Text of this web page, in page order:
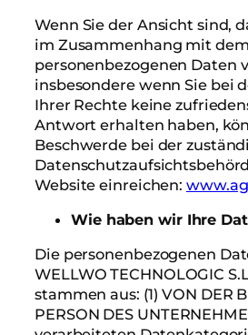
Wenn Sie der Ansicht sind,
im Zusammenhang mit
personenbezogenen Daten
insbesondere wenn Sie bei
Ihrer Rechte keine
Antwort erhalten haben,
Beschwerde bei der
Website einreichen:
Wie haben wir Ihre
Die personenbezogenen
WELLWO TECHNOLOGIC
stammen aus: (1) VON DER
PERSON DES